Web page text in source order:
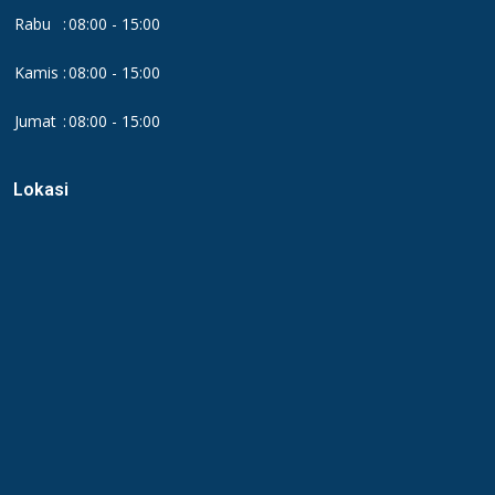
Rabu :08:00 - 15:00
Kamis :08:00 - 15:00
Jumat :08:00 - 15:00
Lokasi